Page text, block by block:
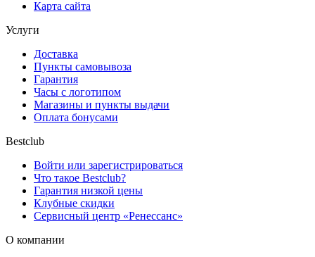
Карта сайта
Услуги
Доставка
Пункты самовывоза
Гарантия
Часы с логотипом
Магазины и пункты выдачи
Оплата бонусами
Bestclub
Войти или зарегистрироваться
Что такое Bestclub?
Гарантия низкой цены
Клубные скидки
Сервисный центр «Ренессанс»
О компании